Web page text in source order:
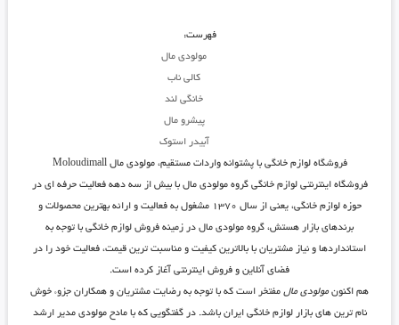
فهرست:
مولودی مال
کالی ناب
خانگی لند
پیشرو مال
آبیدر استوک
فروشگاه لوازم خانگی با پشتوانه واردات مستقیم، مولودی مال Moloudimall
فروشگاه اینترنتی لوازم خانگی گروه مولودی مال با بیش از سه دهه فعالیت حرفه ای در
حوزه لوازم خانگی، یعنی از سال ۱۳۷۰ مشغول به فعالیت و ارائه بهترین محصولات و
برندهای بازار هستش، گروه مولودی مال در زمینه فروش لوازم خانگی با توجه به
استانداردها و نیاز مشتریان با بالاترین کیفیت و مناسبت ترین قیمت، فعالیت خود را در
فضای آنلاین و فروش اینترنتی آغاز کرده است.
هم اکنونمولودی مالمفتخر است که با توجه به رضایت مشتریان و همکاران جزوء خوش
نام ترین های بازار لوازم خانگی ایران باشد. در گفتگویی که با مادح مولودی مدیر ارشد